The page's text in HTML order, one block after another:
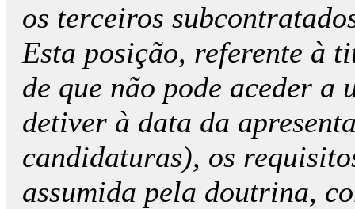
os terceiros
Esta posição, referente à
de que não pode aceder a
detiver à data da
candidaturas), os
assumida pela doutrina,